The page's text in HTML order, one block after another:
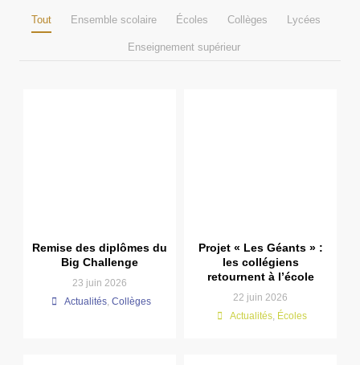
Tout Ensemble scolaire Écoles Collèges Lycées
Enseignement supérieur
Remise des diplômes du
Big Challenge
23 juin 2026
Actualités Collèges
Projet « Les Géants » :
les collégiens
retournent à l’école
22 juin 2026
Actualités Écoles